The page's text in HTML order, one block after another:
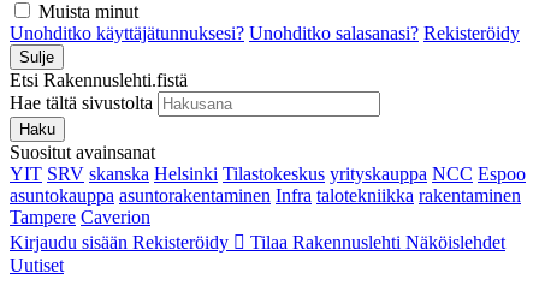
Muista minut
Unohditko käyttäjätunnuksesi? Unohditko salasanasi? Rekisteröidy
Sulje
Etsi Rakennuslehti.fistä
Hae tältä sivustolta
Haku
Suositut avainsanat
YIT SRV skanska Helsinki Tilastokeskus yrityskauppa NCC Espoo
asuntokauppa asuntorakentaminen Infra talotekniikka rakentaminen
Tampere Caverion
Kirjaudu sisään Rekisteröidy Tilaa Rakennuslehti Näköislehdet
Uutiset